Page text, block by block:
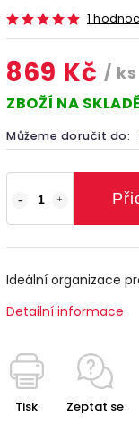
1
869 Kč / ks
ZBOŽÍ NA
Můžeme doručit do:
Ideální organizace
Detailní informace
Tisk Zeptat se